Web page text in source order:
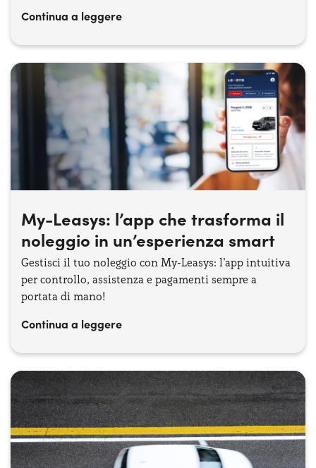
Continua a leggere
My-Leasys: l’app che trasforma il
noleggio in un’esperienza smart
Gestisci il tuo noleggio con My-Leasys: l’app intuitiva
per controllo, assistenza e pagamenti sempre a
portata di mano!
Continua a leggere